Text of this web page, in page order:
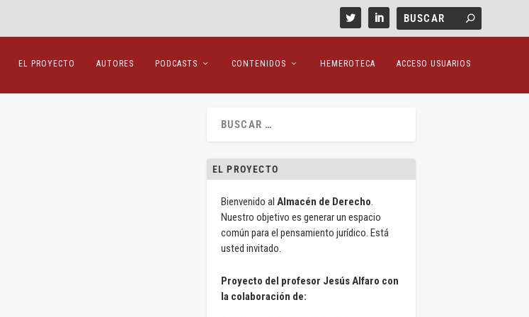
EL PROYECTO AUTORES PODCASTS CONTENIDOS HEMEROTECA ACCESO USUARIOS
EL PROYECTO
Bienvenido al Almacén de Derecho.
Nuestro objetivo es generar un espacio
común para el pensamiento jurídico. Está
usted invitado.
Proyecto del profesor Jesús Alfaro con
la colaboración de: